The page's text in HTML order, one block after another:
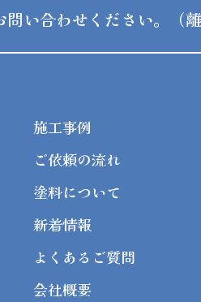
い合わせください。（離
施工事例
ご依頼の流れ
塗料について
新着情報
よくあるご質問
会社概要